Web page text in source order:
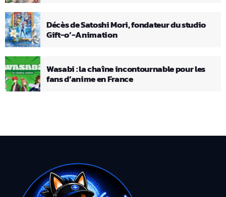
Décès de Satoshi Mori, fondateur du studio
Gift-o’-Animation
Wasabi : la chaîne incontournable pour les
fans d’anime en France